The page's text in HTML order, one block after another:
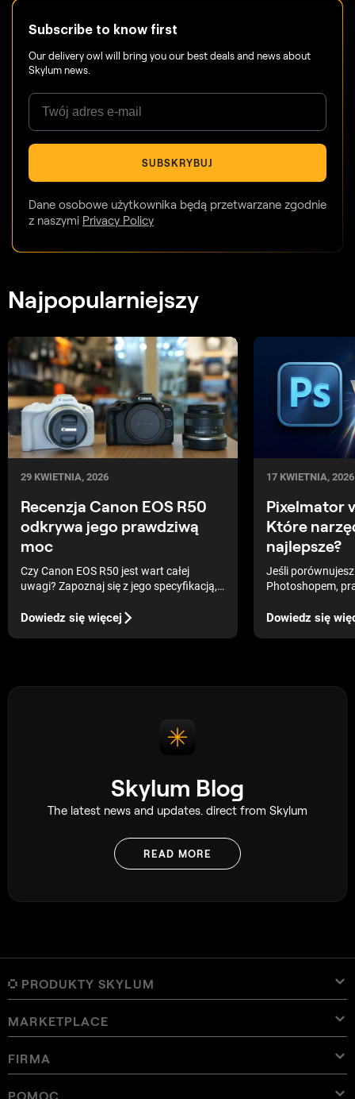
Subscribe to know first
Our delivery owl will bring you our best deals and news about
Skylum news.
SUBSKRYBUJ
Dane osobowe użytkownika będą przetwarzane zgodnie
z naszymi Privacy Policy
Najpopularniejszy
29 KWIETNIA, 2026
Recenzja Canon EOS R50
odkrywa jego prawdziwą
moc
Czy Canon EOS R50 jest wart całej
uwagi? Zapoznaj się z jego specyfikacją,
aparat jest odpowiedni dla Ciebie.
Dowiedz się więcej
17 KWIETNIA, 2026
Pixelmator
Które
najlepsze?
Jeśli
Photoshopem,
kreatywną
Dowiedz się
Skylum Blog
The latest news and updates. direct from Skylum
READ MORE
PRODUKTY SKYLUM
Luminar Neo
Cennik
Przegląd
Luminar na iPada
Aperty
Przegląd
Narzędzia online
MARKETPLACE
presetami
FIRMA
O Skylum
POMOC